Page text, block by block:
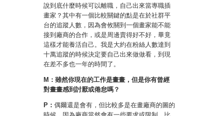
說到底什麼時候可以離職，自己出來當專職插
畫家？其中有一個比較關鍵的點是在於社群平
台的追蹤人數，因為會攸關到一個畫家能不能
接到廠商的合作，或是周邊賣得好不好，畢竟
這樣才能養活自己。我是大約在粉絲人數達到
十萬追蹤的時候決定要自己出來做做看，到現
在差不多也一年的時間了。
M：雖然你現在的工作是畫畫，但是你有曾經
對畫畫感到討厭或倦怠嗎？
P： 偶爾還是會有，但比較多是在畫廠商的圖的